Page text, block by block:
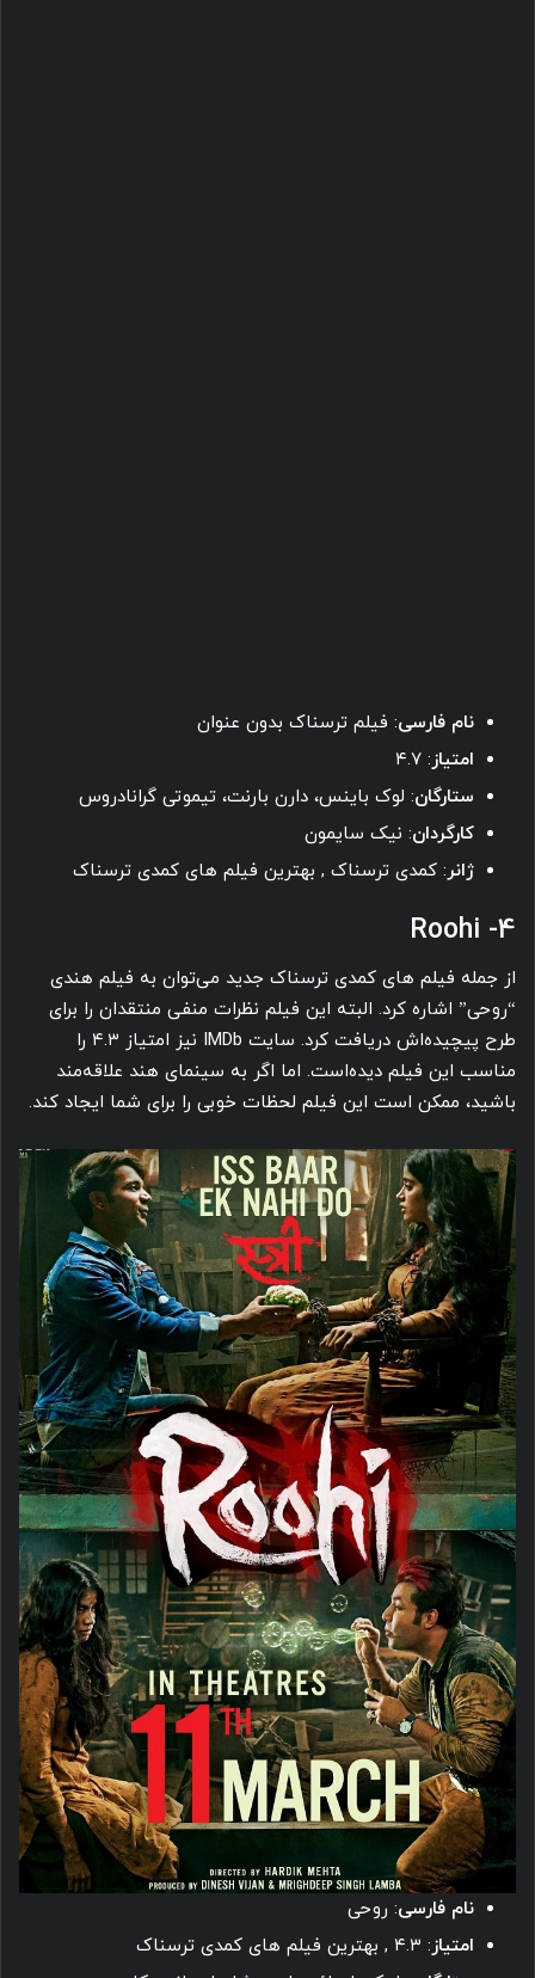
نام فارسی: فیلم ترسناک بدون عنوان
امتیاز: ۴.۷
ستارگان: لوک باینس، دارن بارنت، تیموتی گرانادروس
کارگردان: نیک سایمون
ژانر: کمدی ترسناک , بهترین فیلم های کمدی ترسناک
4- Roohi
از جمله فیلم های کمدی ترسناک جدید می‌توان به فیلم هندی
“روحی” اشاره کرد. البته این فیلم نظرات منفی منتقدان را برای
طرح پیچیده‌اش دریافت کرد. سایت IMDb نیز امتیاز ۴.۳ را
مناسب این فیلم دیده‌است. اما اگر به سینمای هند علاقه‌مند
باشید، ممکن است این فیلم لحظات خوبی را برای شما ایجاد کند.
نام فارسی: روحی
امتیاز: ۴.۳ , بهترین فیلم های کمدی ترسناک